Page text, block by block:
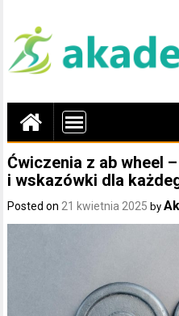
Ćwiczenia z ab wheel
i wskazówki dla
Posted on21 kwietnia 2025 by